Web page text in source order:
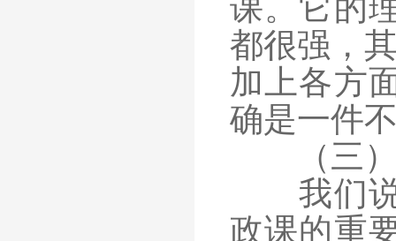
课。它的
都很强，
加上各方
确是一件
（三
我们说
政课的重